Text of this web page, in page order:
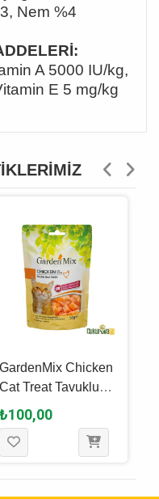
Nem %4
A 5000 IU/kg,
E 5 mg/kg
GardenMix Chicken
Cat Treat Tavuklu
Kedi Ödül Maması
60 Gr
₺100,00